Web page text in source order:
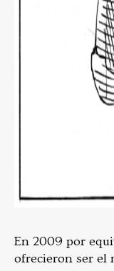
En 2009 por
ofrecieron ser el